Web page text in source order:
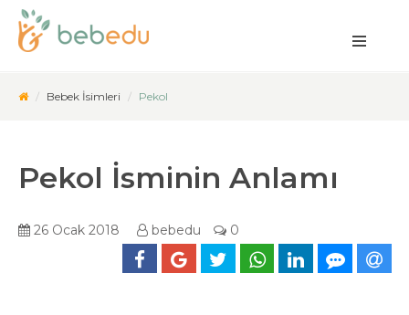
Bebek İsimleri Pekol
Pekol İsminin Anlamı
26 Ocak 2018 bebedu 0